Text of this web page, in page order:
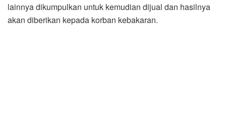
lainnya dikumpulkan untuk kemudian dijual dan hasilnya
akan diberikan kepada korban kebakaran.